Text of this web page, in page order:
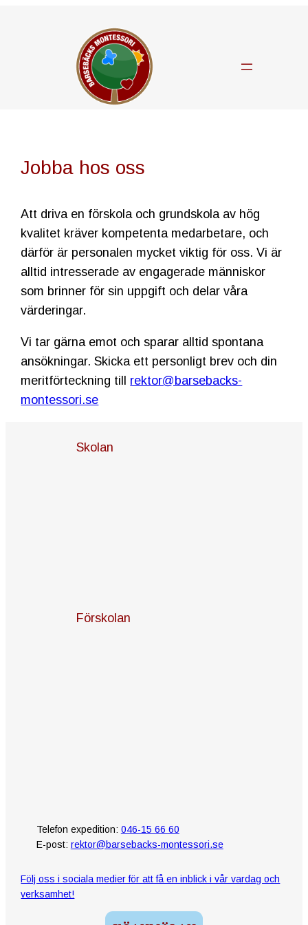
Jobba hos oss
Att driva en förskola och grundskola av hög
kvalitet kräver kompetenta medarbetare, och
därför är personalen mycket viktig för oss. Vi är
alltid intresserade av engagerade människor
som brinner för sin uppgift och delar våra
värderingar.
Vi tar gärna emot och sparar alltid spontana
ansökningar. Skicka ett personligt brev och din
meritförteckning till rektor@barsebacks-
montessori.se
Skolan
Förskolan
Telefon expedition: 046-15 66 60
E-post: rektor@barsebacks-montessori.se
Följ oss i sociala medier för att få en inblick i vår vardag och
verksamhet!